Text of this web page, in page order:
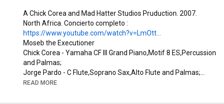
A Chick Corea and Mad Hatter Studios Pruduction. 2007.
https://www.youtube.com/watch?v=LmOtt...
Moseb the Executioner
Chick Corea - Yamaha CF III Grand Piano,Motif 8 ES,Percussion
and Palmas;
Jorge Pardo - C Flute,Soprano Sax,Alto Flute and Palmas;
Carles Benavent - Bass and Palmas;
Tom Brechtlein - Drums and Palmas;
READ MORE